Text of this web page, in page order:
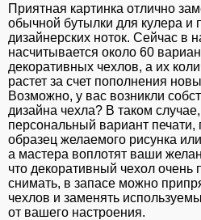
Приятная картинка отлично
обычной бутылки для кулера
дизайнерских ноток. Сейчас в
насчитывается около 60
декоративных чехлов, а их
растет за счет пополнения
Возможно, у вас возникли
дизайна чехла? В таком
персональный вариант печати,
образец желаемого рисунка
а мастера воплотят ваши
что декоративный чехол очень
снимать, в запасе можно
чехлов и заменять
от вашего настроения.